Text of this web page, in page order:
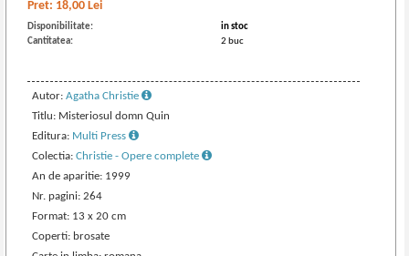
Pret: 18,00 Lei
Disponibilitate:
in stoc
Cantitatea:
2 buc
Autor:Agatha Christie
Titlu: Misteriosul domn Quin
Editura: Multi Press
Colectia:Christie - Opere complete
An de aparitie: 1999
Nr. pagini: 264
Format: 13 x 20 cm
Coperti: brosate